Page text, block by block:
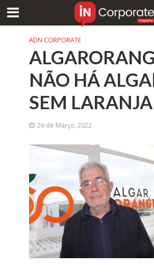
ADN CORPORATE
NÃO HÁ
SEM LARANJA
26 de Março, 2022